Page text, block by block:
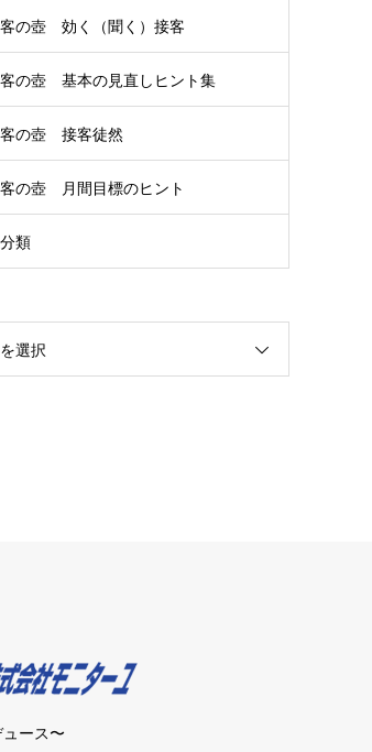
の壺 効く（聞く）接客
の壺 基本の見直しヒント集
の壺 接客徒然
の壺 月間目標のヒント
類
選択
ース〜